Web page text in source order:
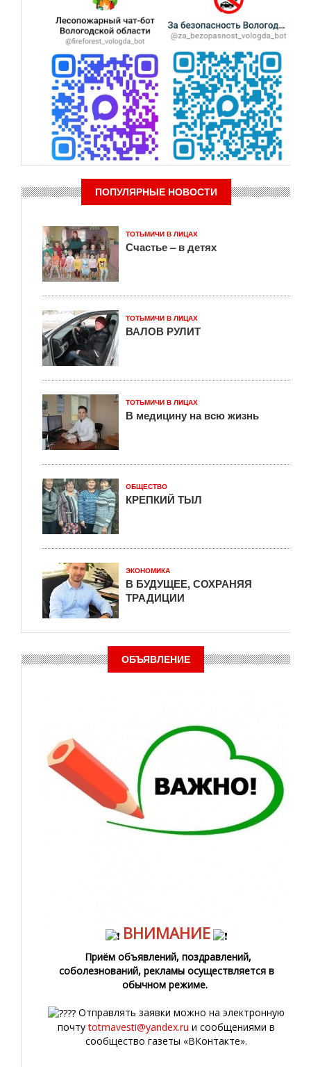
ПОПУЛЯРНЫЕ НОВОСТИ
ТОТЬМИЧИ В ЛИЦАХ
Счастье – в детях
ТОТЬМИЧИ В ЛИЦАХ
ВАЛОВ РУЛИТ
ТОТЬМИЧИ В ЛИЦАХ
В медицину на всю жизнь
ОБЩЕСТВО
КРЕПКИЙ ТЫЛ
ЭКОНОМИКА
В БУДУЩЕЕ, СОХРАНЯЯ
ТРАДИЦИИ
ОБЪЯВЛЕНИЕ
ВНИМАНИЕ
Приём объявлений, поздравлений,
соболезнований, рекламы осуществляется в
обычном режиме.
Отправлять заявки можно на электронную
почтуtotmavesti@yandex.ru и сообщениями в
сообщество газеты «ВКонтакте».